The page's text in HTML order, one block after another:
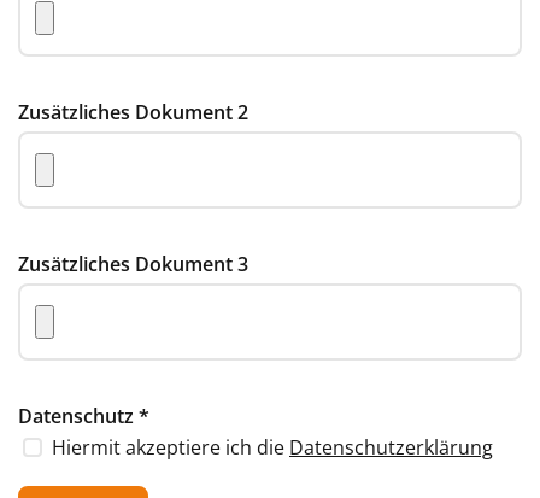
Zusätzliches Dokument 2
Zusätzliches Dokument 3
Datenschutz*
Hiermit akzeptiere ich die Datenschutzerklärung